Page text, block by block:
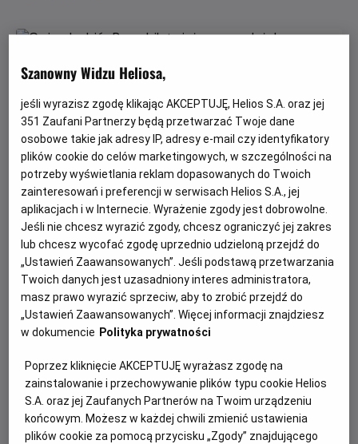
Gwiazdozbiór Psa - bilety już w
sprzedaży!
Przeżyj emocjonującą historię o odwadze, przetrwaniu i
poszukiwaniu nadziei w postapokaliptycznym świecie.
Szanowny Widzu Heliosa,
jeśli wyrazisz zgodę klikając AKCEPTUJĘ, Helios S.A. oraz jej
351 Zaufani Partnerzy będą przetwarzać Twoje dane
osobowe takie jak adresy IP, adresy e-mail czy identyfikatory
plików cookie do celów marketingowych, w szczególności na
potrzeby wyświetlania reklam dopasowanych do Twoich
zainteresowań i preferencji w serwisach Helios S.A., jej
aplikacjach i w Internecie. Wyrażenie zgody jest dobrowolne.
Jeśli nie chcesz wyrazić zgody, chcesz ograniczyć jej zakres
lub chcesz wycofać zgodę uprzednio udzieloną przejdź do
„Ustawień Zaawansowanych”. Jeśli podstawą przetwarzania
Twoich danych jest uzasadniony interes administratora,
masz prawo wyrazić sprzeciw, aby to zrobić przejdź do
„Ustawień Zaawansowanych”. Więcej informacji znajdziesz
w dokumencie Polityka prywatności
Poprzez kliknięcie AKCEPTUJĘ wyrażasz zgodę na
zainstalowanie i przechowywanie plików typu cookie Helios
S.A. oraz jej Zaufanych Partnerów na Twoim urządzeniu
końcowym. Możesz w każdej chwili zmienić ustawienia
plików cookie za pomocą przycisku „Zgody” znajdującego